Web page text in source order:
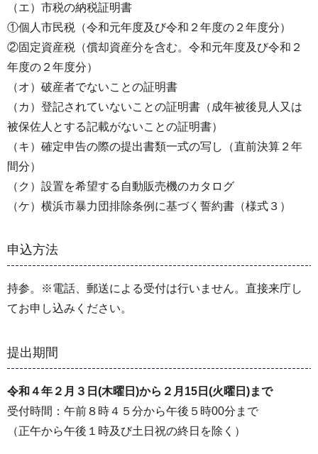
（エ）市税の納税証明書
①個人市民税（令和元年度及び令和２年度の２年度分）
②固定資産税（償却資産分を含む。令和元年度及び令和２
年度の２年度分）
（オ）破産者でないことの証明書
（カ）登記されていないことの証明書（成年被後見人又は
被保佐人とする記載がないことの証明書）
（キ）確定申告の際の提出書類一式の写し（直前決算２年
間分）
（ク）設置を希望する自動販売機のカタログ
（ケ）横浜市暴力団排除条例に基づく誓約書（様式３）
申込方法
持参。※電話、郵送による受付は行いません。直接来庁し
てお申し込みください。
提出期間
令和４年２月３日(木曜日)から２月15日(火曜日)まで
受付時間：午前８時４５分から午後５時00分まで
（正午から午後１時及び土日祝の終日を除く）